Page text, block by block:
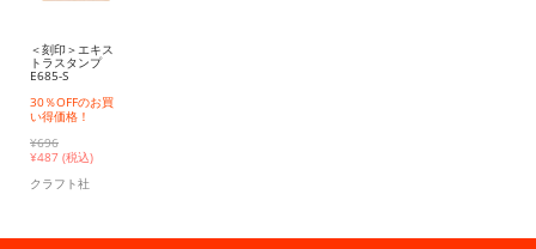
＜刻印＞エキス
トラスタンプ
E685-S
30％OFFのお買
い得価格！
¥696
¥487 (税込)
クラフト社